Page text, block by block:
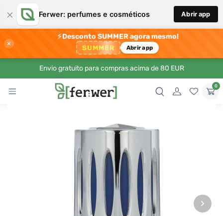
× Ferwer: perfumes e cosméticos Abrir app
×
⚡Desconto SUMMER agora mesmo!
SUMMER Abrir app
Envio gratuito para compras acima de 80 EUR
0
›